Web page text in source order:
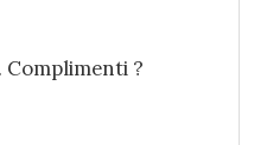
Complimenti ?